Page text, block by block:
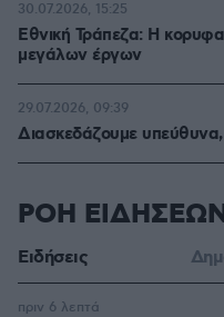
Εθνική Τράπεζα: Η
μεγάλων έργων
30.07.2026, 15:25
Διασκεδάζουμε
29.07.2026, 09:39
ΡΟΗ
Ειδήσεις
πριν 6 λεπτά